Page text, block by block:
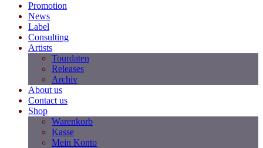
Promotion
News
Label
Consulting
Artists
Tourdaten
Releases
Archiv
About us
Contact us
Shop
Warenkorb
Kasse
Mein Konto